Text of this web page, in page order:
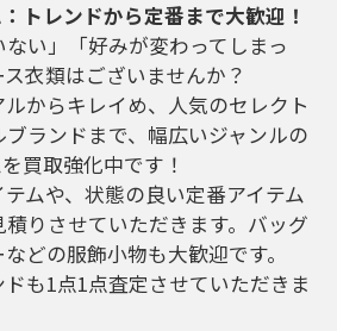
トレンドから定番まで大歓迎！
ない」「好みが変わってしまっ
衣類はございませんか？
からキレイめ、人気のセレクト
ランドまで、幅広いジャンルの
買取強化中です！
ムや、状態の良い定番アイテム
りさせていただきます。バッグ
どの服飾小物も大歓迎です。
も1点1点査定させていただきま